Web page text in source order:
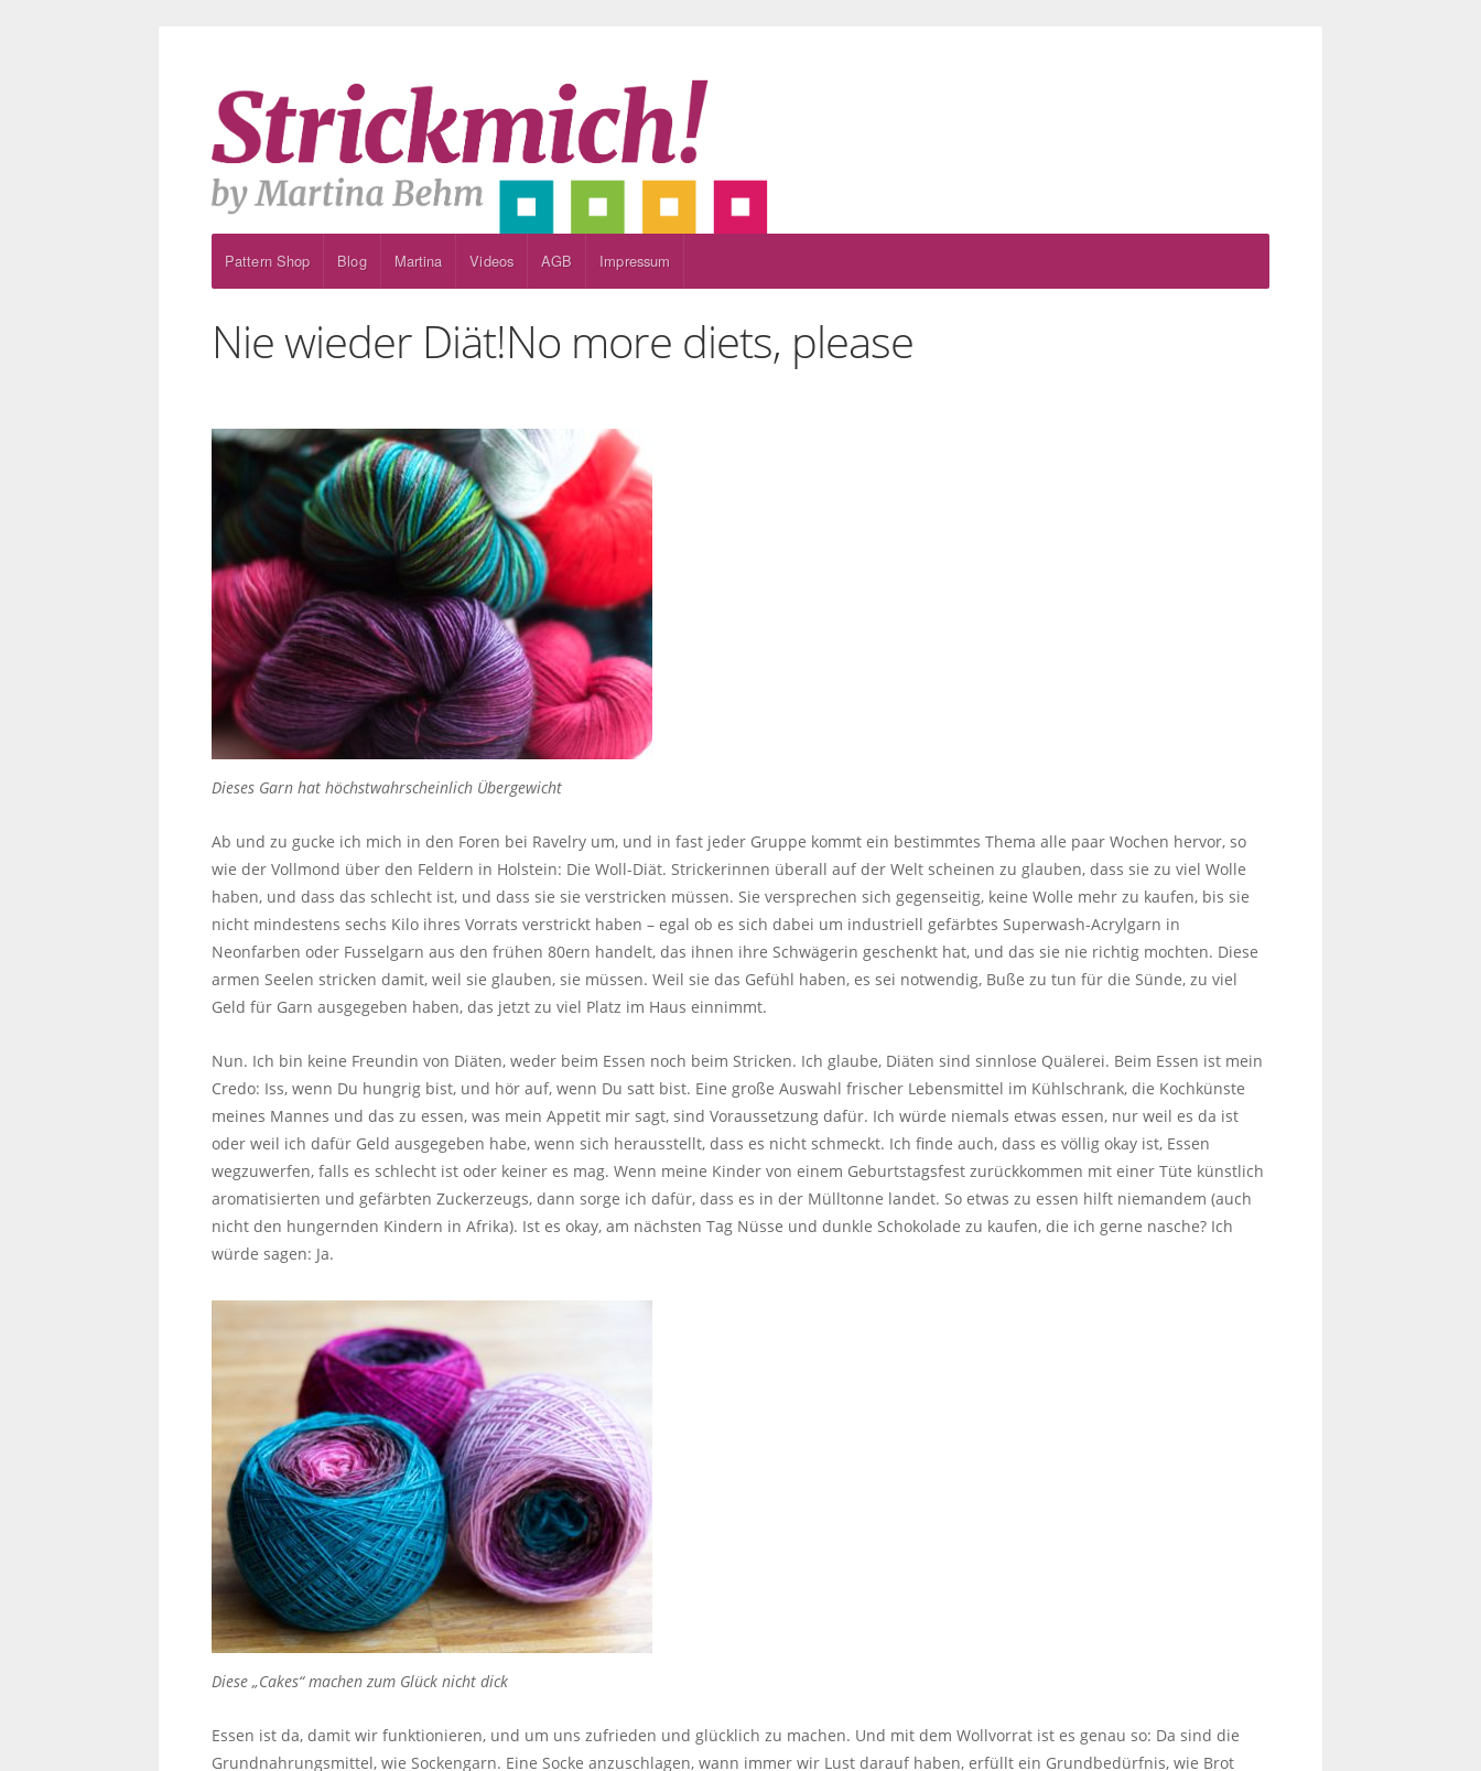
Pattern Shop Blog Martina Videos AGB Impressum
Nie wieder Diät!No more diets, please
Dieses Garn hat höchstwahrscheinlich Übergewicht
Ab und zu gucke ich mich in den Foren bei Ravelry um, und in fast jeder Gruppe kommt ein bestimmtes Thema alle paar Wochen hervor, so
wie der Vollmond über den Feldern in Holstein: Die Woll-Diät. Strickerinnen überall auf der Welt scheinen zu glauben, dass sie zu viel Wolle
haben, und dass das schlecht ist, und dass sie sie verstricken müssen. Sie versprechen sich gegenseitig, keine Wolle mehr zu kaufen, bis sie
nicht mindestens sechs Kilo ihres Vorrats verstrickt haben – egal ob es sich dabei um industriell gefärbtes Superwash-Acrylgarn in
Neonfarben oder Fusselgarn aus den frühen 80ern handelt, das ihnen ihre Schwägerin geschenkt hat, und das sie nie richtig mochten. Diese
armen Seelen stricken damit, weil sie glauben, sie müssen. Weil sie das Gefühl haben, es sei notwendig, Buße zu tun für die Sünde, zu viel
Geld für Garn ausgegeben haben, das jetzt zu viel Platz im Haus einnimmt.
Nun. Ich bin keine Freundin von Diäten, weder beim Essen noch beim Stricken. Ich glaube, Diäten sind sinnlose Quälerei. Beim Essen ist mein
Credo: Iss, wenn Du hungrig bist, und hör auf, wenn Du satt bist. Eine große Auswahl frischer Lebensmittel im Kühlschrank, die Kochkünste
meines Mannes und das zu essen, was mein Appetit mir sagt, sind Voraussetzung dafür. Ich würde niemals etwas essen, nur weil es da ist
oder weil ich dafür Geld ausgegeben habe, wenn sich herausstellt, dass es nicht schmeckt. Ich finde auch, dass es völlig okay ist, Essen
wegzuwerfen, falls es schlecht ist oder keiner es mag. Wenn meine Kinder von einem Geburtstagsfest zurückkommen mit einer Tüte künstlich
aromatisierten und gefärbten Zuckerzeugs, dann sorge ich dafür, dass es in der Mülltonne landet. So etwas zu essen hilft niemandem (auch
nicht den hungernden Kindern in Afrika). Ist es okay, am nächsten Tag Nüsse und dunkle Schokolade zu kaufen, die ich gerne nasche? Ich
würde sagen: Ja.
Diese „Cakes“ machen zum Glück nicht dick
Essen ist da, damit wir funktionieren, und um uns zufrieden und glücklich zu machen. Und mit dem Wollvorrat ist es genau so: Da sind die
Grundnahrungsmittel, wie Sockengarn. Eine Socke anzuschlagen, wann immer wir Lust darauf haben, erfüllt ein Grundbedürfnis, wie Brot